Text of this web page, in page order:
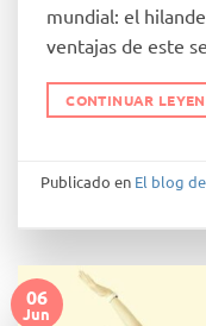
mundial: el
ventajas de este
CONTINUAR
Publicado en El blog
06
Jun